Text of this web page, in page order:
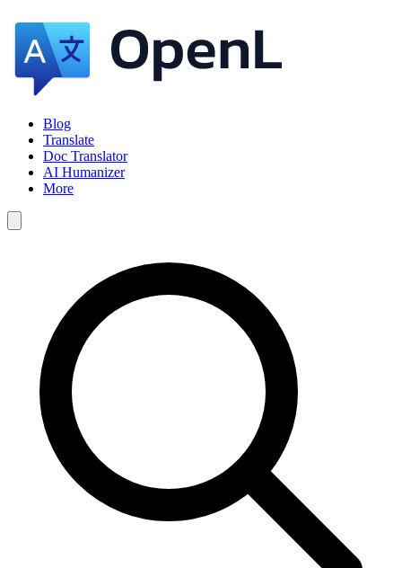
Blog
Translate
Doc Translator
AI Humanizer
More